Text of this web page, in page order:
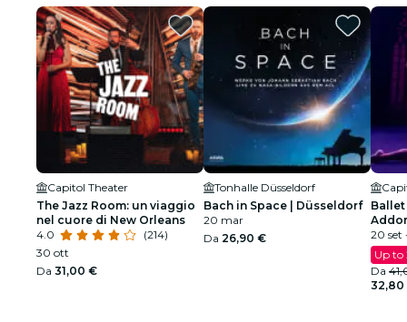
Capitol Theater
The Jazz Room: un viaggio
nel cuore di New Orleans
4.0
(214)
30 ott
Da 31,00 €
Tonhalle Düsseldorf
Bach in Space | Düsseldorf
20 mar
Da 26,90 €
Ballet
20 set
Up to
Da
32,80